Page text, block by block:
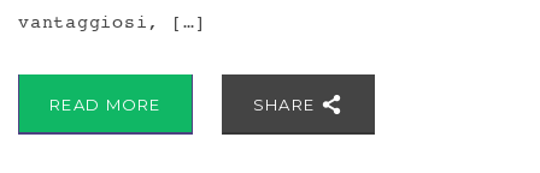
vantaggiosi, […]
READ MORE SHARE